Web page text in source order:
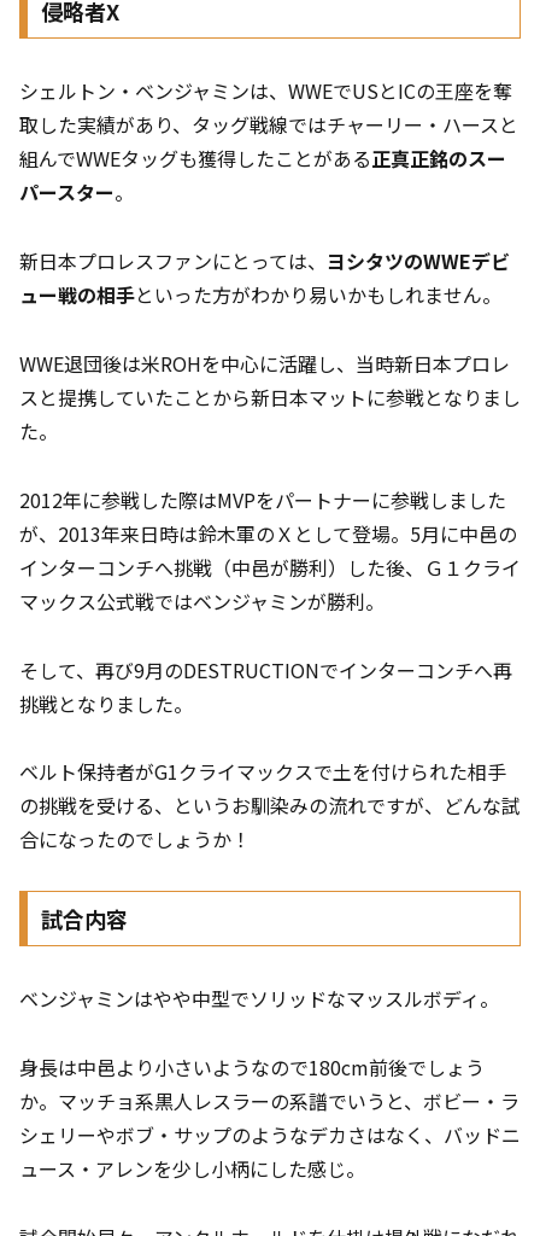
侵略者X
シェルトン・ベンジャミンは、WWEでUSとICの王座を奪
取した実績があり、タッグ戦線ではチャーリー・ハースと
組んでWWEタッグも獲得したことがある正真正銘のスー
パースター。
新日本プロレスファンにとっては、 ヨシタツのWWEデビ
ュー戦の相手といった方がわかり易いかもしれません。
WWE退団後は米ROHを中心に活躍し、当時新日本プロレ
スと提携していたことから新日本マットに参戦となりまし
た。
2012年に参戦した際はMVPをパートナーに参戦しました
が、2013年来日時は鈴木軍のＸとして登場。5月に中邑の
インターコンチへ挑戦（中邑が勝利）した後、Ｇ１クライ
マックス公式戦ではベンジャミンが勝利。
そして、再び9月のDESTRUCTIONでインターコンチへ再
挑戦となりました。
ベルト保持者がG1クライマックスで土を付けられた相手
の挑戦を受ける、というお馴染みの流れですが、どんな試
合になったのでしょうか！
試合内容
ベンジャミンはやや中型でソリッドなマッスルボディ。
身長は中邑より小さいようなので180cm前後でしょう
か。マッチョ系黒人レスラーの系譜でいうと、ボビー・ラ
シェリーやボブ・サップのようなデカさはなく、バッドニ
ュース・アレンを少し小柄にした感じ。